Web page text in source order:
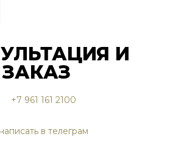
И
ЗАКАЗ
+7 961 161 2100
написать в телеграм